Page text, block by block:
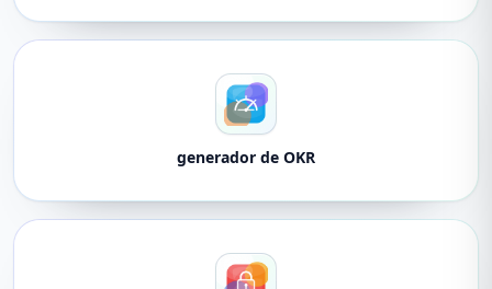
generador de OKR